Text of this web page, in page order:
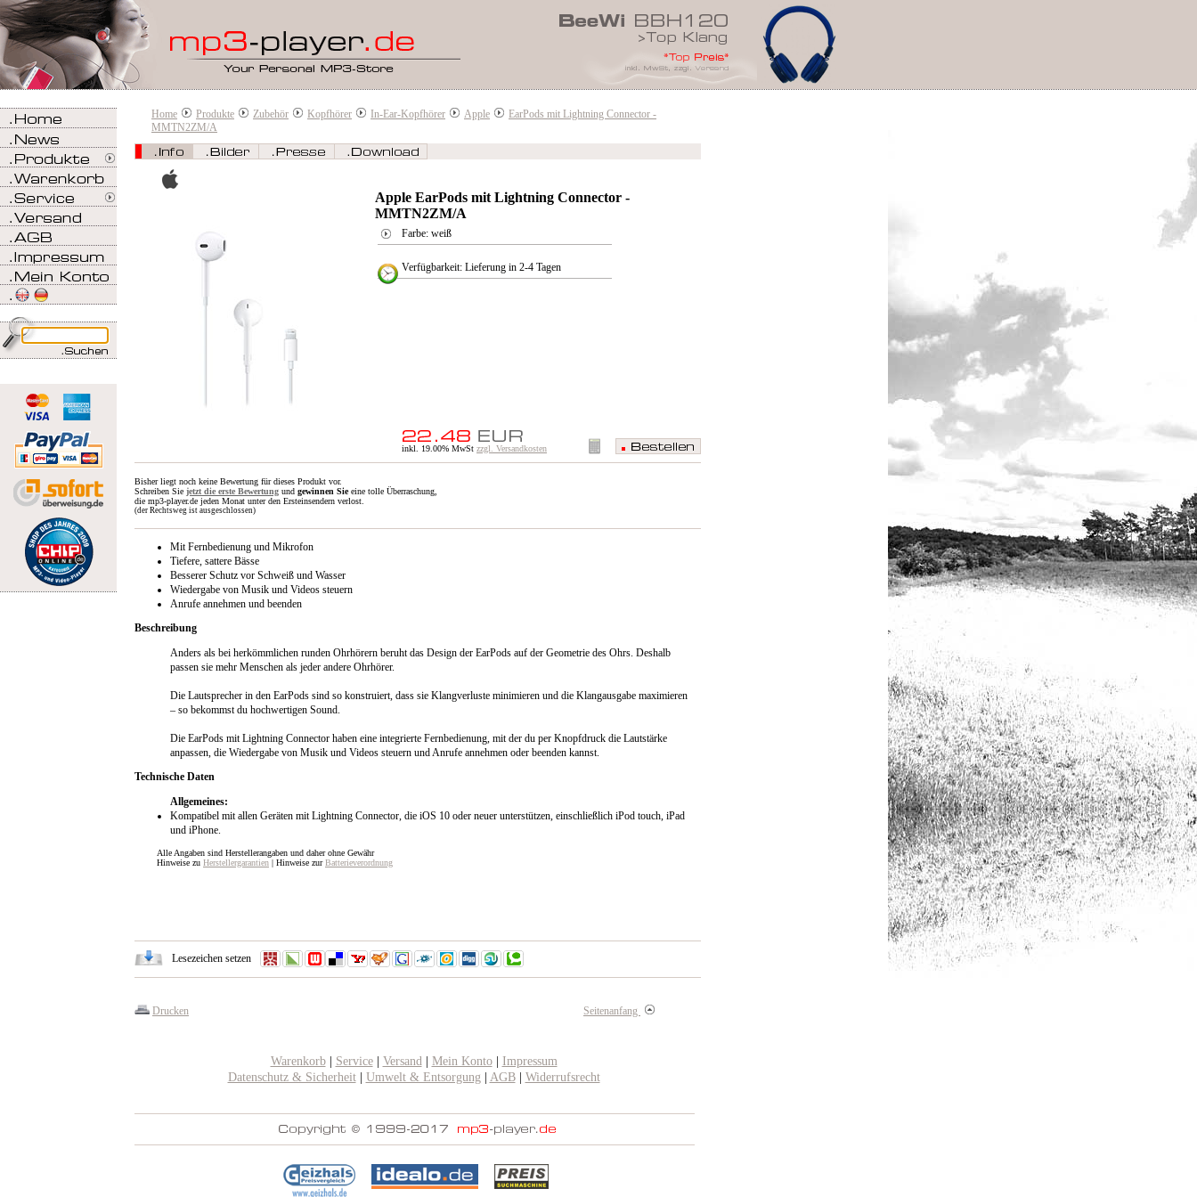
Home Produkte Zubehör Kopfhörer In-Ear-Kopfhörer Apple
EarPods mit Lightning Connector -
MMTN2ZM/A
Apple EarPods mit Lightning Connector -
MMTN2ZM/A
Farbe: weiß
Verfügbarkeit: Lieferung in 2-4 Tagen
inkl. 19.00% MwSt zzgl. Versandkosten
Bisher liegt noch keine Bewertung für dieses Produkt vor.
Schreiben Sie jetzt die erste Bewertung und gewinnen Sieeine tolle Überraschung,
die mp3-player.de jeden Monat unter den Ersteinsendern verlost.
(der Rechtsweg ist ausgeschlossen)
Mit Fernbedienung und Mikrofon
Tiefere, sattere Bässe
Besserer Schutz vor Schweiß und Wasser
Wiedergabe von Musik und Videos steuern
Anrufe annehmen und beenden
Beschreibung
Anders als bei herkömmlichen runden Ohrhörern beruht das Design der EarPods auf der Geometrie des Ohrs. Deshalb
passen sie mehr Menschen als jeder andere Ohrhörer.
Die Lautsprecher in den EarPods sind so konstruiert, dass sie Klangverluste minimieren und die Klangausgabe maximieren
– so bekommst du hochwertigen Sound.
Die EarPods mit Lightning Connector haben eine integrierte Fernbedienung, mit der du per Knopfdruck die Lautstärke
anpassen, die Wiedergabe von Musik und Videos steuern und Anrufe annehmen oder beenden kannst.
Technische Daten
Allgemeines:
Kompatibel mit allen Geräten mit Lightning Connector, die iOS 10 oder neuer unterstützen, einschließlich iPod touch, iPad
und iPhone.
Alle Angaben sind Herstellerangaben und daher ohne Gewähr
Hinweise zu Herstellergarantien | Hinweise zurBatterieverordnung
Lesezeichen setzen
Drucken Seitenanfang
Warenkorb| Service| Versand| Mein Konto| Impressum
Datenschutz & Sicherheit| Umwelt & Entsorgung| AGB| Widerrufsrecht